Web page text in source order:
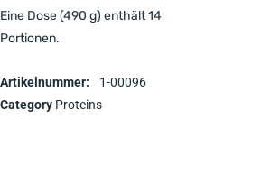
Eine Dose (490 g) enthält 14
Portionen.
Artikelnummer:
1-00096
Category Proteins